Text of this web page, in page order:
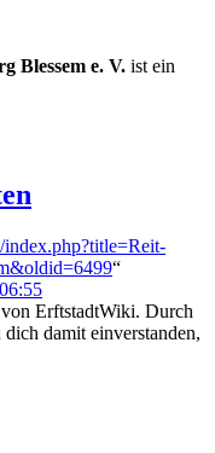
Blessem e. V. ist ein
“
ErftstadtWiki. Durch
damit einverstanden,